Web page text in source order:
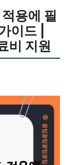
용에 필
이드 |
비 지원